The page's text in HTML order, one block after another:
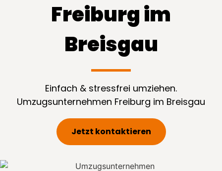
Freiburg im
Breisgau
Einfach & stressfrei umziehen.
Umzugsunternehmen Freiburg im Breisgau
Jetzt kontaktieren